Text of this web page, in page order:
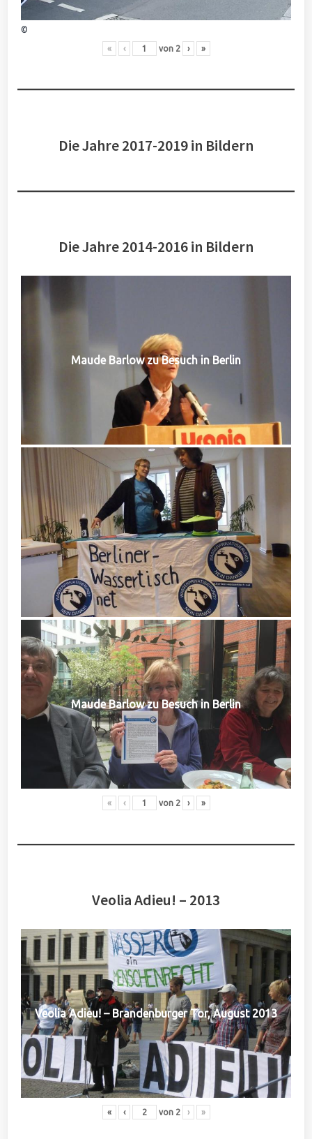
©
« ‹ von 2 › »
Die Jahre 2017-2019 in Bildern
Die Jahre 2014-2016 in Bildern
Maude Barlow zu Besuch in Berlin
Maude Barlow zu Besuch in Berlin
« ‹ von 2 › »
Veolia Adieu! – 2013
Veolia Adieu! – Brandenburger Tor, August 2013
« ‹ von 2 › »